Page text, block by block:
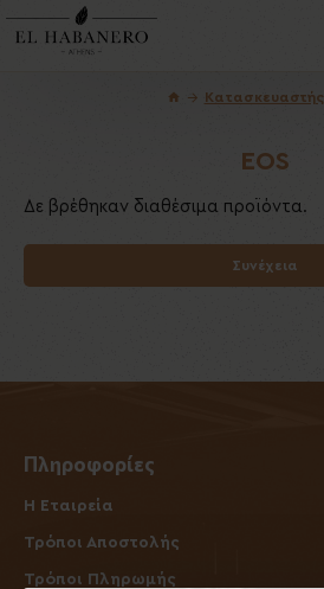
Κατασκευαστής
EOS
Δε βρέθηκαν διαθέσιμα προϊόντα.
Συνέχεια
Πληροφορίες
Η Εταιρεία
Τρόποι Αποστολής
Τρόποι Πληρωμής